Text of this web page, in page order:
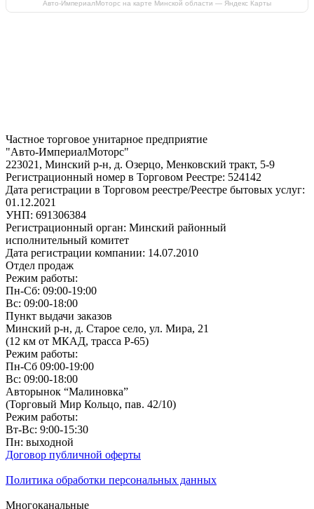
Авто-ИмпериалМоторс на карте Минской области — Яндекс Карты
Частное торговое унитарное предприятие
"Авто-ИмпериалМоторс"
223021, Минский р-н, д. Озерцо, Менковский тракт, 5-9
Регистрационный номер в Торговом Реестре: 524142
Дата регистрации в Торговом реестре/Реестре бытовых услуг:
01.12.2021
УНП: 691306384
Регистрационный орган: Минский районный
исполнительный комитет
Дата регистрации компании: 14.07.2010
Отдел продаж
Режим работы:
Пн-Сб: 09:00-19:00
Вс: 09:00-18:00
Пункт выдачи заказов
Минский р-н, д. Старое село, ул. Мира, 21
(12 км от МКАД, трасса P-65)
Режим работы:
Пн-Сб 09:00-19:00
Вс: 09:00-18:00
Авторынок “Малиновка”
(Торговый Мир Кольцо, пав. 42/10)
Режим работы:
Вт-Вс: 9:00-15:30
Пн: выходной
Договор публичной оферты
Политика обработки персональных данных
Многоканальные